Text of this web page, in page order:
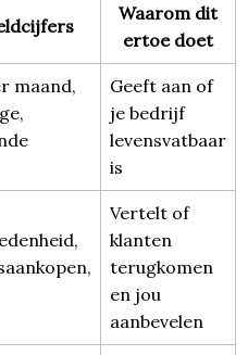
Waarom dit
ertoe doet
maand,
Geeft aan of
je bedrijf
levensvatbaar
is
Vertelt of
klanten
terugkomen
en jou
aanbevelen